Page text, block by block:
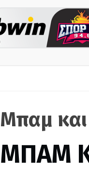
Μπαμ
ΜΠΑΜ